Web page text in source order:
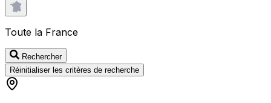
Toute la France
Rechercher
Réinitialiser les critères de recherche